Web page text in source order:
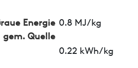
Energie
gem. Quelle
0.8 MJ/kg
0.22 kWh/kg